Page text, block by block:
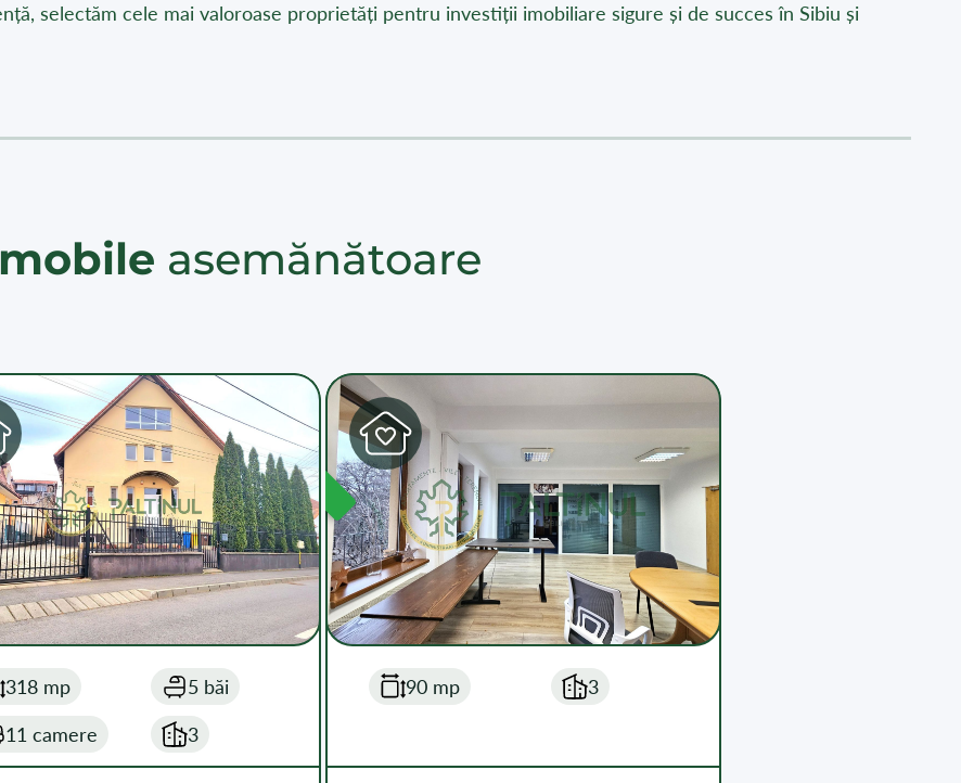
selectăm cele mai valoroase proprietăți pentru investiții imobiliare sigure și de succes în Sibiu și
asemănătoare
318 mp
5 băi
11 camere
3
DISPONIBIL
90 mp 3